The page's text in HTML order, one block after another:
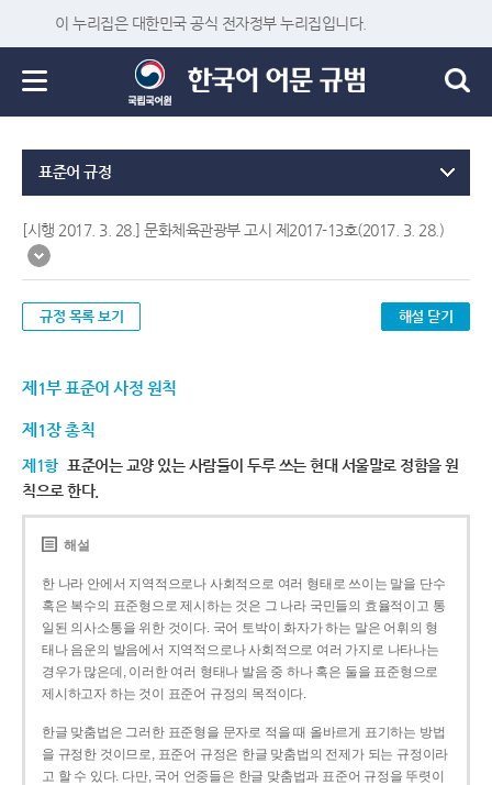
이 누리집은 대한민국 공식 전자정부 누리집입니다.
표준어 규정
[시행 2017. 3. 28.] 문화체육관광부 고시 제2017-13호(2017. 3. 28.)
규정 목록 보기 해설 닫기
제1부 표준어 사정 원칙
제1장 총칙
제1항 표준어는 교양 있는 사람들이 두루 쓰는 현대 서울말로 정함을 원
칙으로 한다.
해설
한 나라 안에서 지역적으로나 사회적으로 여러 형태로 쓰이는 말을 단수
혹은 복수의 표준형으로 제시하는 것은 그 나라 국민들의 효율적이고 통
일된 의사소통을 위한 것이다. 국어 토박이 화자가 하는 말은 어휘의 형
태나 음운의 발음에서 지역적으로나 사회적으로 여러 가지로 나타나는
경우가 많은데, 이러한 여러 형태나 발음 중 하나 혹은 둘을 표준형으로
제시하고자 하는 것이 표준어 규정의 목적이다.
한글 맞춤법은 그러한 표준형을 문자로 적을 때 올바르게 표기하는 방법
을 규정한 것이므로, 표준어 규정은 한글 맞춤법의 전제가 되는 규정이라
고 할 수 있다. 다만, 국어 언중들은 한글 맞춤법과 표준어 규정을 뚜렷이